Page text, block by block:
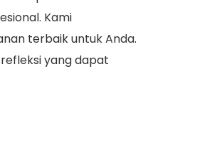
Kami
terbaik untuk Anda.
yang dapat